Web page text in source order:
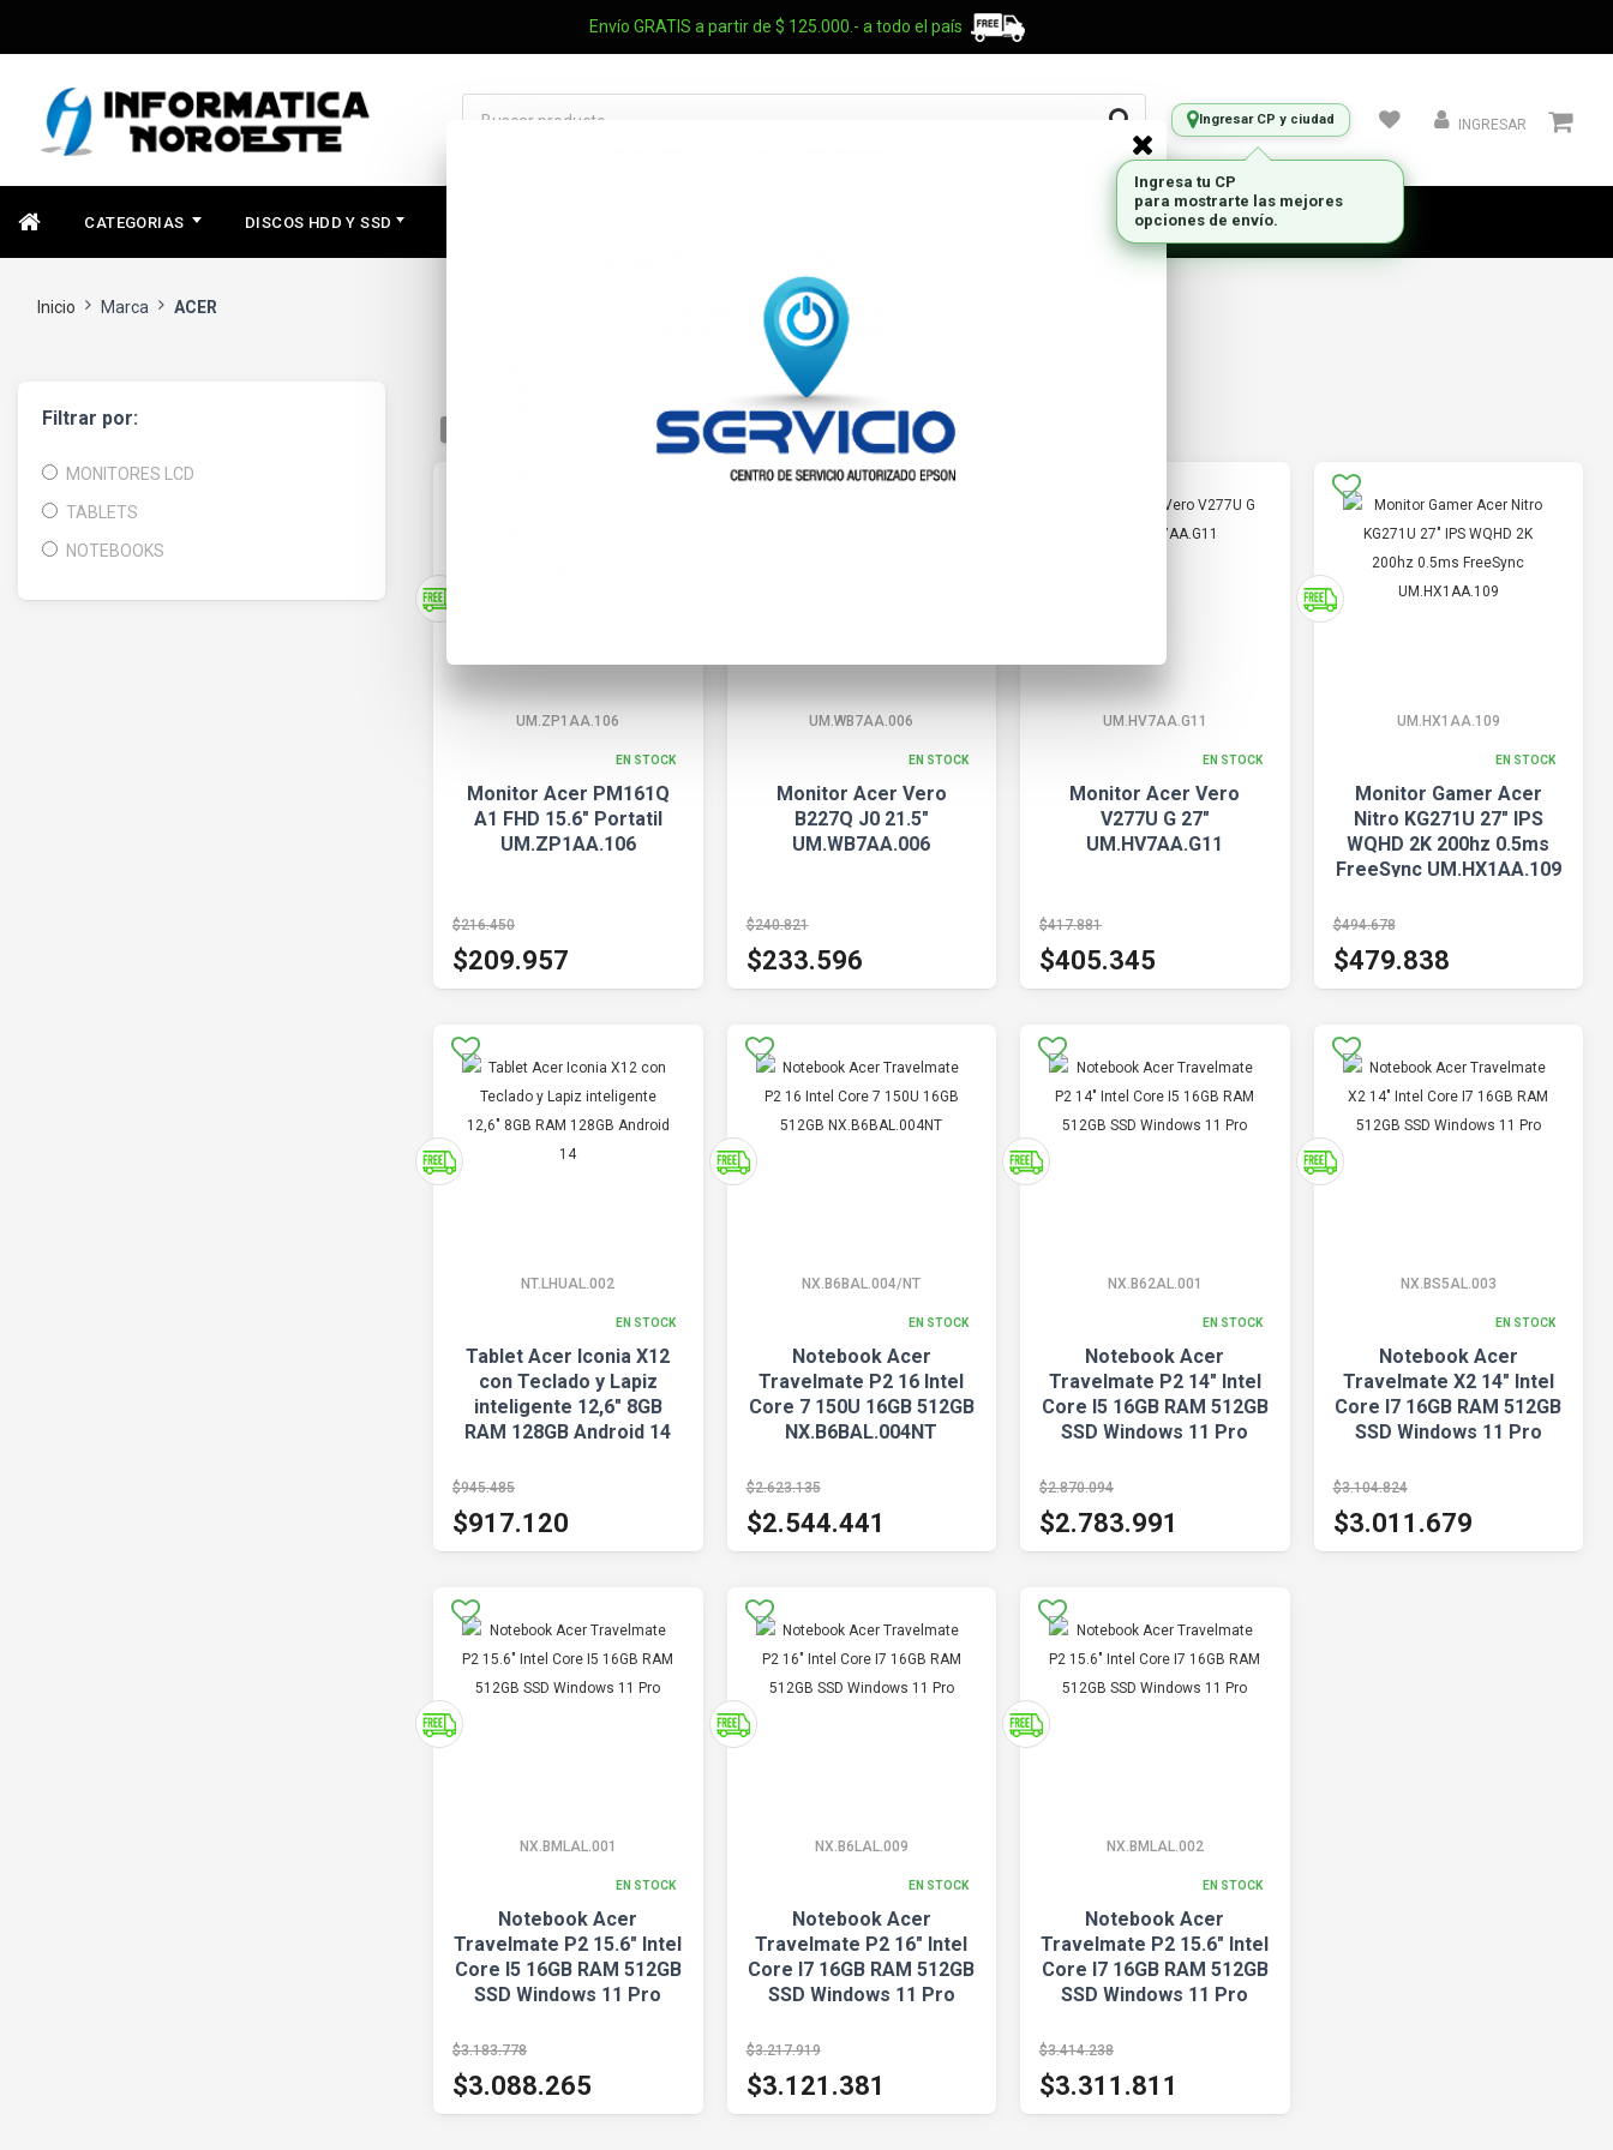
Envío GRATIS a partir de $ 125.000.- a todo el país
Ingresar CP y ciudad INGRESAR
CATEGORIAS DISCOS HDD Y SSD
Inicio Marca ACER
Filtrar por:
MONITORES LCD
TABLETS
NOTEBOOKS
UM.ZP1AA.106
EN STOCK
Monitor Acer PM161Q
A1 FHD 15.6" Portatil
UM.ZP1AA.106
$216.450
$209.957
UM.WB7AA.006
EN STOCK
Monitor Acer Vero
B227Q J0 21.5"
UM.WB7AA.006
$240.821
$233.596
UM.HV7AA.G11
EN STOCK
Monitor Acer Vero
V277U G 27"
UM.HV7AA.G11
$417.881
$405.345
UM.HX1AA.109
EN STOCK
Monitor Gamer Acer
Nitro KG271U 27" IPS
WQHD 2K 200hz 0.5ms
FreeSync UM.HX1AA.109
$494.678
$479.838
NT.LHUAL.002
EN STOCK
Tablet Acer Iconia X12
con Teclado y Lapiz
inteligente 12,6" 8GB
RAM 128GB Android 14
$945.485
$917.120
NX.B6BAL.004/NT
EN STOCK
Notebook Acer
Travelmate P2 16 Intel
Core 7 150U 16GB 512GB
NX.B6BAL.004NT
$2.623.135
$2.544.441
NX.B62AL.001
EN STOCK
Notebook Acer
Travelmate P2 14" Intel
Core I5 16GB RAM 512GB
SSD Windows 11 Pro
$2.870.094
$2.783.991
NX.BS5AL.003
EN STOCK
Notebook Acer
Travelmate X2 14" Intel
Core I7 16GB RAM 512GB
SSD Windows 11 Pro
$3.104.824
$3.011.679
NX.BMLAL.001
EN STOCK
Notebook Acer
Travelmate P2 15.6" Intel
Core I5 16GB RAM 512GB
SSD Windows 11 Pro
$3.183.778
$3.088.265
NX.B6LAL.009
EN STOCK
Notebook Acer
Travelmate P2 16" Intel
Core I7 16GB RAM 512GB
SSD Windows 11 Pro
$3.217.919
$3.121.381
NX.BMLAL.002
EN STOCK
Notebook Acer
Travelmate P2 15.6" Intel
Core I7 16GB RAM 512GB
SSD Windows 11 Pro
$3.414.238
$3.311.811